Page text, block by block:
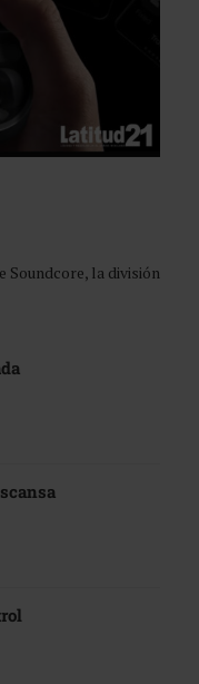
Soundcore, la división